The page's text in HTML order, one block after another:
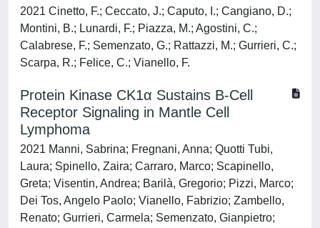
2021 Cinetto, F.; Ceccato, J.; Caputo, I.; Cangiano, D.;
Montini, B.; Lunardi, F.; Piazza, M.; Agostini, C.;
Calabrese, F.; Semenzato, G.; Rattazzi, M.; Gurrieri, C.;
Scarpa, R.; Felice, C.; Vianello, F.
Protein Kinase CK1α Sustains B-Cell
Receptor Signaling in Mantle Cell
Lymphoma
2021 Manni, Sabrina; Fregnani, Anna; Quotti Tubi,
Laura; Spinello, Zaira; Carraro, Marco; Scapinello,
Greta; Visentin, Andrea; Barilà, Gregorio; Pizzi, Marco;
Dei Tos, Angelo Paolo; Vianello, Fabrizio; Zambello,
Renato; Gurrieri, Carmela; Semenzato, Gianpietro;